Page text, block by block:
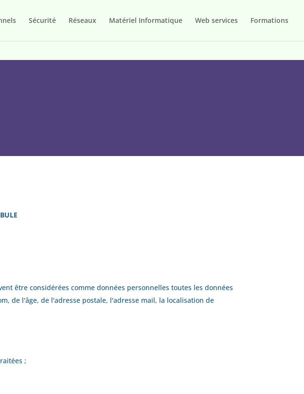
Sécurité Réseaux Matériel Informatique Web services Formations
être considérées comme données personnelles toutes les données
de l'âge, de l'adresse postale, l'adresse mail, la localisation de
;